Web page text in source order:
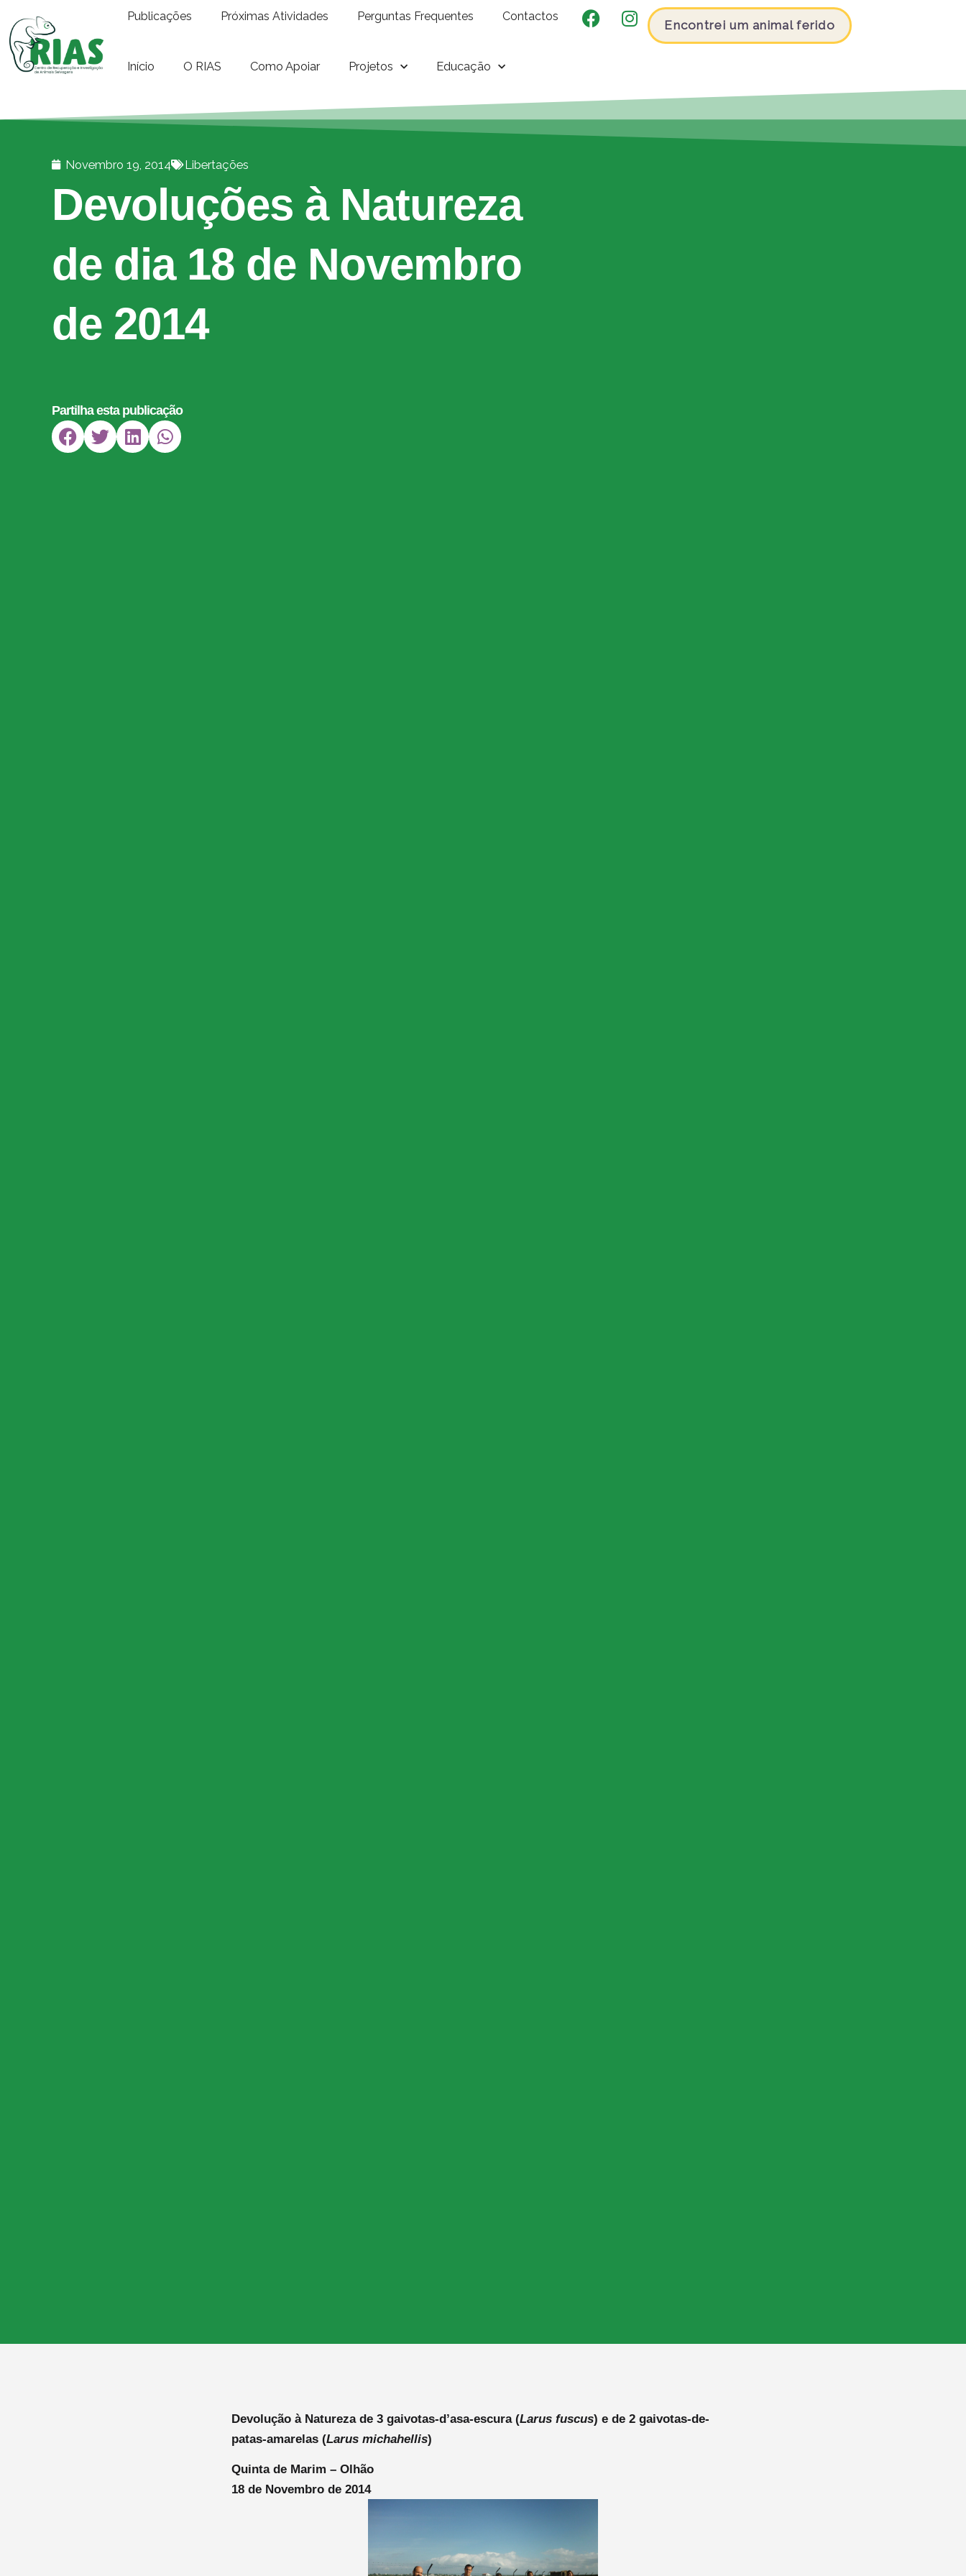
Publicações Próximas Atividades Perguntas Frequentes Contactos
Encontrei um animal ferido
Início O RIAS Como Apoiar Projetos Educação
Novembro 19, 2014 Libertações
Devoluções à Natureza
de dia 18 de Novembro
de 2014
Partilha esta publicação
Devolução à Natureza de 3 gaivotas-d’asa-escura (Larus fuscus) e de 2 gaivotas-de-
patas-amarelas (Larus michahellis)
Quinta de Marim – Olhão
18 de Novembro de 2014